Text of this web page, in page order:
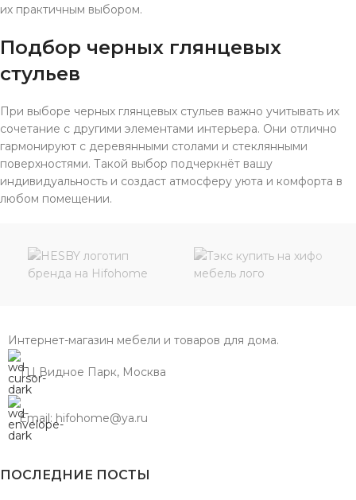
их практичным выбором.
Подбор черных глянцевых
стульев
При выборе черных глянцевых стульев важно учитывать их
сочетание с другими элементами интерьера. Они отлично
гармонируют с деревянными столами и стеклянными
поверхностями. Такой выбор подчеркнёт вашу
индивидуальность и создаст атмосферу уюта и комфорта в
любом помещении.
Интернет-магазин мебели и товаров для дома.
ТЦ Видное Парк, Москва
Email: hifohome@ya.ru
ПОСЛЕДНИЕ ПОСТЫ